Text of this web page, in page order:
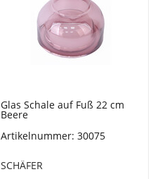
Glas Schale auf Fuß 22 cm
Beere
Artikelnummer: 30075
SCHÄFER